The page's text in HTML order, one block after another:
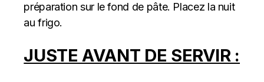
préparation sur le fond de pâte. Placez la nuit
au frigo.
JUSTE AVANT DE SERVIR :